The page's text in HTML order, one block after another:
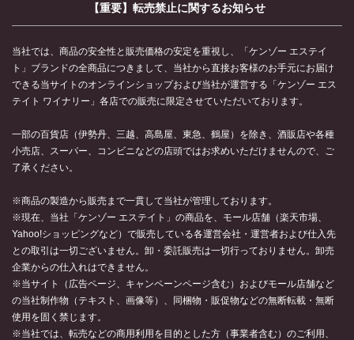
【重要】転売禁止に関するお知らせ
当社では、商品の安全性と販売価格の安定を重視し、「ケンゾー エステイ
ト」ブランドの全商品につきまして、当社から直接お客様のお手元にお届け
できる当サイトのオンラインショップおよび当社が運営する「ケンゾー エス
テイト ワイナリー」各店での販売に限定させていただいております。
一部の百貨店（伊勢丹、三越、高島屋、東急、鶴屋）を除き、酒販店や各種
小売店、スーパー、コンビニなどの店頭ではお求めいただけませんので、ご
了承ください。
※商品の製造から販売まで一貫して当社が管理しております。
※現在、当社「ケンゾー エステイト」の商品を、モール店舗（楽天市場、
Yahoo!ショッピングなど）で販売している各運営会社・運営者および仕入先
との取引は一切ございません。卸・委託販売は一切行っておりません。卸売
企業からの仕入れはできません。
※当サイト（広告ページ、キャンペーンページ含む）およびモール店舗など
の当社制作物（テキスト、画像等）、同梱物・販促物などの無断転載・無断
使用を固く禁じます。
※当社では、転売などの商用利用を目的とした方（事業者含む）のご利用、